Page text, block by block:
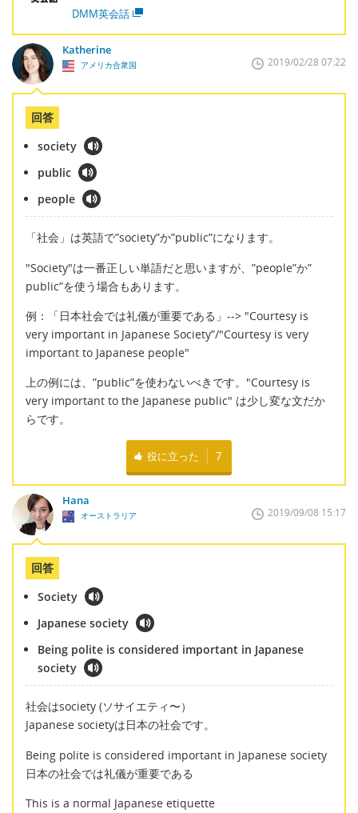
DMM英会話
Katherine
アメリカ合衆国 2019/02/28 07:22
回答
society
public
people
「社会」は英語で”society”か”public”になります。
"Society"は一番正しい単語だと思いますが、”people”か”
public”を使う場合もあります。
例：「日本社会では礼儀が重要である」--> "Courtesy is
very important in Japanese Society”/"Courtesy is very
important to Japanese people"
上の例には、”public”を使わないべきです。"Courtesy is
very important to the Japanese public" は少し変な文だか
らです。
役に立った 7
Hana
オーストラリア 2019/09/08 15:17
回答
Society
Japanese society
Being polite is considered important in Japanese
society
社会はsociety (ソサイエティ〜）
Japanese societyは日本の社会です。
Being polite is considered important in Japanese society
日本の社会では礼儀が重要である
This is a normal Japanese etiquette